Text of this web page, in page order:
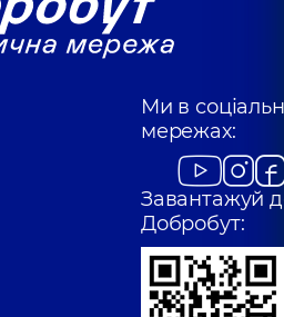
Ми в
мережах:
Завантажуй
Добробут: